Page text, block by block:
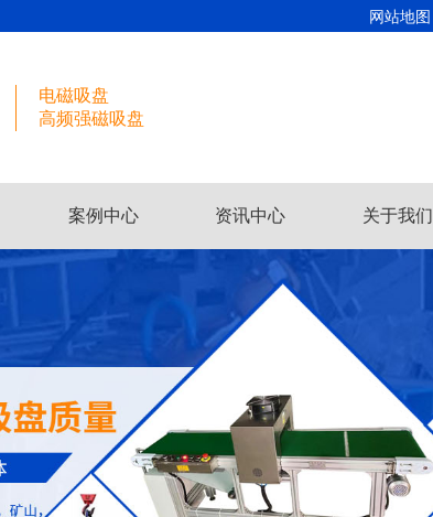
网站地图
电磁吸盘
高频强磁吸盘
案例中心 资讯中心 关于我们